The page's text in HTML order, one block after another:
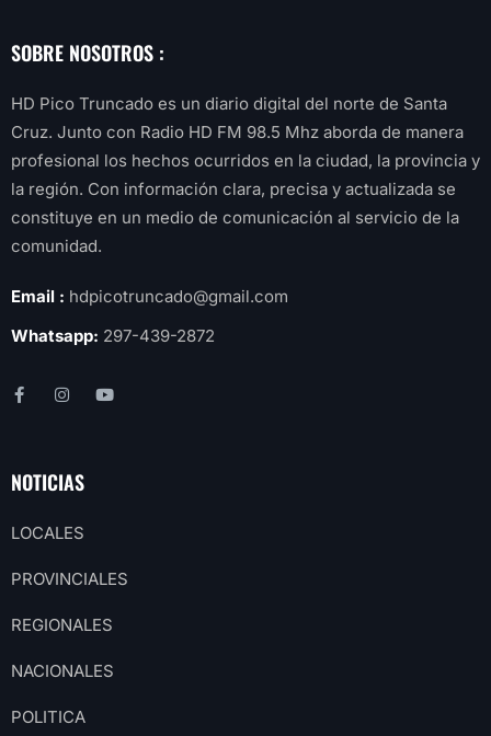
SOBRE NOSOTROS :
HD Pico Truncado es un diario digital del norte de Santa
Cruz. Junto con Radio HD FM 98.5 Mhz aborda de manera
profesional los hechos ocurridos en la ciudad, la provincia y
la región. Con información clara, precisa y actualizada se
constituye en un medio de comunicación al servicio de la
comunidad.
Email : hdpicotruncado@gmail.com
Whatsapp: 297-439-2872
NOTICIAS
LOCALES
PROVINCIALES
REGIONALES
NACIONALES
POLITICA